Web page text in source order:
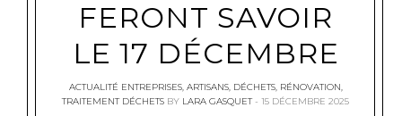
FERONT SAVOIR
LE 17 DÉCEMBRE
ACTUALITÉ ENTREPRISES, ARTISANS, DÉCHETS, RÉNOVATION,
TRAITEMENT DÉCHETS BY LARA GASQUET 15 DÉCEMBRE 2025